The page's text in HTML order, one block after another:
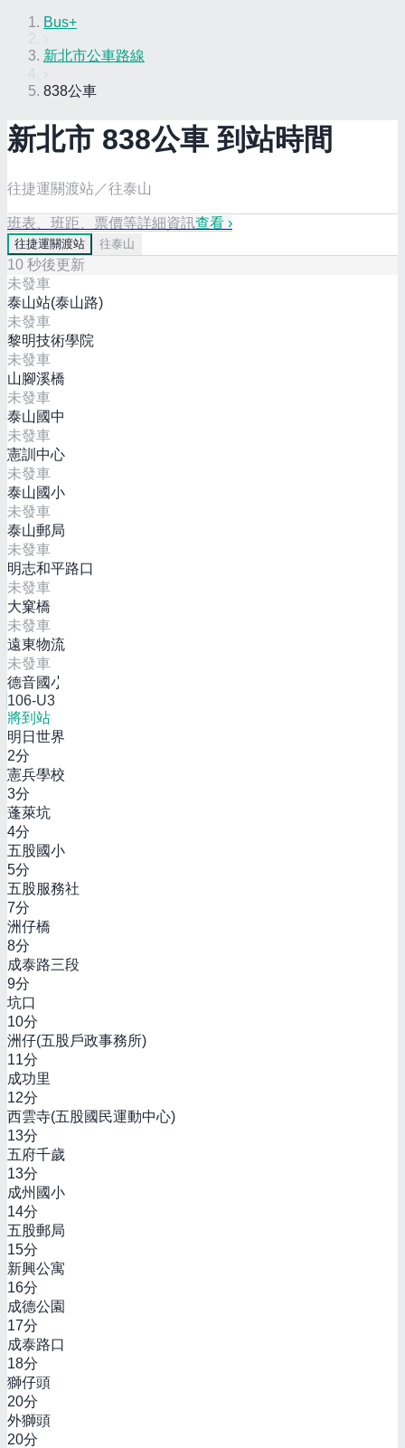
Bus+
新北市公車路線
838公車
新北市 838公車 到站時間
往捷運關渡站／往泰山
班表、班距、票價等詳細資訊查看 ›
往捷運關渡站 往泰山
10 秒後更新
未發車
泰山站(泰山路)
未發車
黎明技術學院
未發車
山腳溪橋
未發車
泰山國中
未發車
憲訓中心
未發車
泰山國小
未發車
泰山郵局
未發車
明志和平路口
未發車
大窠橋
未發車
遠東物流
未發車
德音國小
106-U3
將到站
明日世界
2分
憲兵學校
3分
蓬萊坑
4分
五股國小
5分
五股服務社
7分
洲仔橋
8分
成泰路三段
9分
坑口
10分
洲仔(五股戶政事務所)
11分
成功里
12分
西雲寺(五股國民運動中心)
13分
五府千歲
13分
成州國小
14分
五股郵局
15分
新興公寓
16分
成德公園
17分
成泰路口
18分
獅仔頭
20分
外獅頭
20分